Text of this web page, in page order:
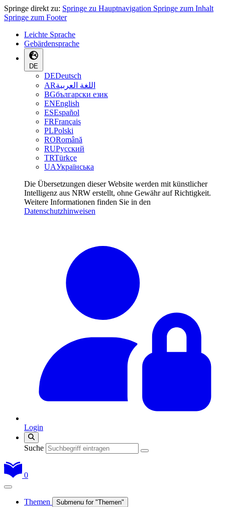
Springe direkt zu: Springe zu Hauptnavigation Springe zum Inhalt
Springe zum Footer
Leichte Sprache
Gebärdensprache
DE
DEDeutsch
ARاللغة العربية
BGбългарски език
ENEnglish
ESEspañol
FRFrançais
PLPolski
RORomână
RUРусский
TRTürkçe
UAУкраїнська
Die Übersetzungen dieser Website werden mit künstlicher
Intelligenz aus NRW erstellt, ohne Gewähr auf Richtigkeit.
Weitere Informationen finden Sie in den
Datenschutzhinweisen
Login
Suche
0
Themen Submenu for "Themen"